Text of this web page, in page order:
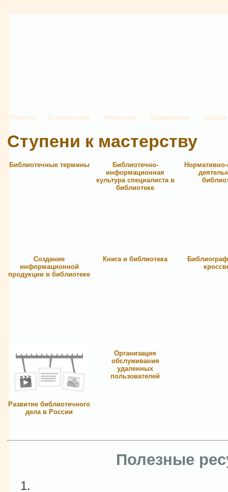
Новости О библиотеке Читателям Краеведение Афиша
Ступени к мастерству
Библиотечные термины
Библиотечно-
информационная
культура специалиста в
библиотеке
Создание
информационной
продукции в библиотеке
Книга и библиотека
Развитие библиотечного
дела в России
Организация
обслуживания
удаленных
пользователей
Полезные